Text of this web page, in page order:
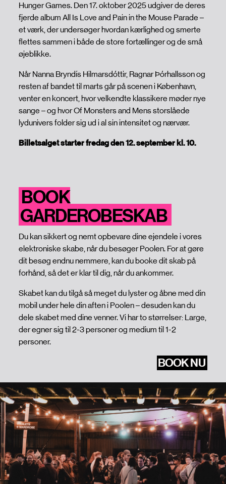
Hunger Games. Den 17. oktober 2025 udgiver de deres
fjerde album All Is Love and Pain in the Mouse Parade –
et værk, der undersøger hvordan kærlighed og smerte
flettes sammen i både de store fortællinger og de små
øjeblikke.
Når Nanna Bryndís Hilmarsdóttir, Ragnar Þórhallsson og
resten af bandet til marts går på scenen i København,
venter en koncert, hvor velkendte klassikere møder nye
sange – og hvor Of Monsters and Mens storslåede
lydunivers folder sig ud i al sin intensitet og nærvær.
Billetsalget starter fredag den 12. september kl. 10.
BOOK
GARDEROBESKAB
Du kan sikkert og nemt opbevare dine ejendele i vores
elektroniske skabe, når du besøger Poolen. For at gøre
dit besøg endnu nemmere, kan du booke dit skab på
forhånd, så det er klar til dig, når du ankommer.
Skabet kan du tilgå så meget du lyster og åbne med din
mobil under hele din aften i Poolen – desuden kan du
dele skabet med dine venner. Vi har to størrelser: Large,
der egner sig til 2-3 personer og medium til 1-2
personer.
BOOK NU